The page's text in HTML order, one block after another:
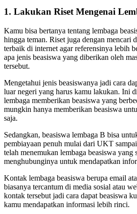
1. Lakukan Riset Mengenai
Kamu bisa bertanya tentang lembaga
hingga teman. Riset juga dengan mencari
terbaik di internet agar referensinya lebih
apa jenis beasiswa yang diberikan oleh
tersebut.
Mengetahui jenis beasiswanya jadi cara
luar negeri yang harus kamu lakukan. Ini
lembaga memberikan beasiswa yang
mungkin hanya memberikan beasiswa
saja.
Sedangkan, beasiswa lembaga B bisa
pembiayaan penuh mulai dari UKT
telah menemukan lembaga beasiswa yang
menghubunginya untuk mendapatkan
Kontak lembaga beasiswa berupa email
biasanya tercantum di media sosial atau
kontak tersebut jadi cara dapat beasiswa
kamu mendapatkan informasi lebih rinci.